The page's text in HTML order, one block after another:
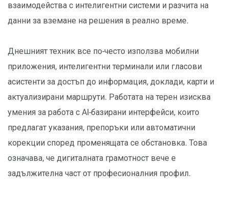
взаимодейства с интелигентни системи и разчита на
данни за вземане на решения в реално време.
Днешният техник все по-често използва мобилни
приложения, интелигентни терминали или гласови
асистенти за достъп до информация, доклади, карти и
актуализирани маршрути. Работата на терен изисква
умения за работа с AI-базирани интерфейси, които
предлагат указания, препоръки или автоматични
корекции според променящата се обстановка. Това
означава, че дигиталната грамотност вече е
задължителна част от професионалния профил.